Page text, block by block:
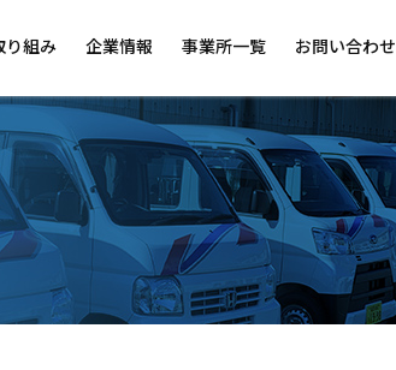
一覧
モップ・クロス
ーパー トイレット関連
り組み 企業情報 事業所一覧 お問い合わせ